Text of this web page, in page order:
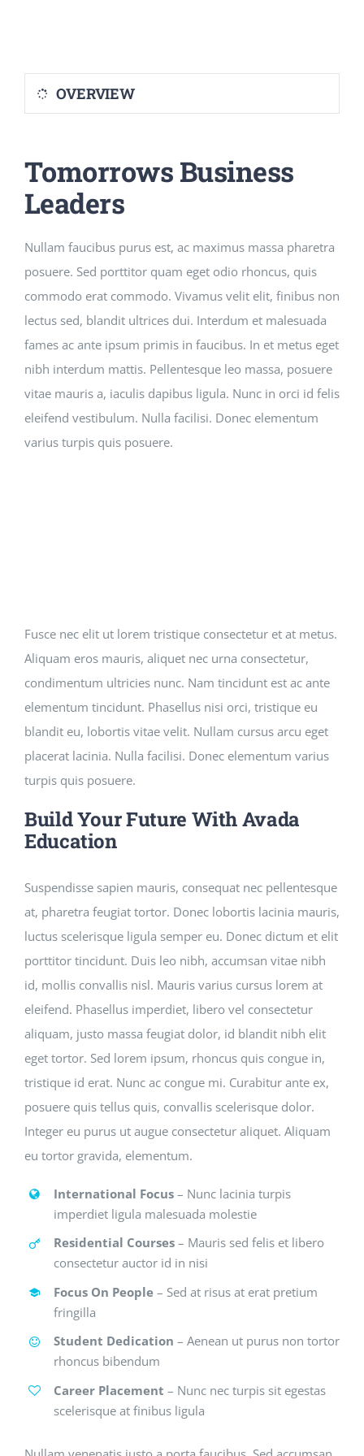
OVERVIEW
Tomorrows Business
Leaders
Nullam faucibus purus est, ac maximus massa pharetra
posuere. Sed porttitor quam eget odio rhoncus, quis
commodo erat commodo. Vivamus velit elit, finibus non
lectus sed, blandit ultrices dui. Interdum et malesuada
fames ac ante ipsum primis in faucibus. In et metus eget
nibh interdum mattis. Pellentesque leo massa, posuere
vitae mauris a, iaculis dapibus ligula. Nunc in orci id felis
eleifend vestibulum. Nulla facilisi. Donec elementum
varius turpis quis posuere.
Fusce nec elit ut lorem tristique consectetur et at metus.
Aliquam eros mauris, aliquet nec urna consectetur,
condimentum ultricies nunc. Nam tincidunt est ac ante
elementum tincidunt. Phasellus nisi orci, tristique eu
blandit eu, lobortis vitae velit. Nullam cursus arcu eget
placerat lacinia. Nulla facilisi. Donec elementum varius
turpis quis posuere.
Build Your Future With Avada
Education
Suspendisse sapien mauris, consequat nec pellentesque
at, pharetra feugiat tortor. Donec lobortis lacinia mauris,
luctus scelerisque ligula semper eu. Donec dictum et elit
porttitor tincidunt. Duis leo nibh, accumsan vitae nibh
id, mollis convallis nisl. Mauris varius cursus lorem at
eleifend. Phasellus imperdiet, libero vel consectetur
aliquam, justo massa feugiat dolor, id blandit nibh elit
eget tortor. Sed lorem ipsum, rhoncus quis congue in,
tristique id erat. Nunc ac congue mi. Curabitur ante ex,
posuere quis tellus quis, convallis scelerisque dolor.
Integer eu purus ut augue consectetur aliquet. Aliquam
eu tortor gravida, elementum.
International Focus – Nunc lacinia turpis
imperdiet ligula malesuada molestie
Residential Courses – Mauris sed felis et libero
consectetur auctor id in nisi
Focus On People – Sed at risus at erat pretium
fringilla
Student Dedication – Aenean ut purus non tortor
rhoncus bibendum
Career Placement – Nunc nec turpis sit egestas
scelerisque at finibus ligula